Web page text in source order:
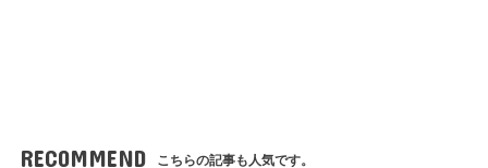
RECOMMEND こちらの記事も人気です。